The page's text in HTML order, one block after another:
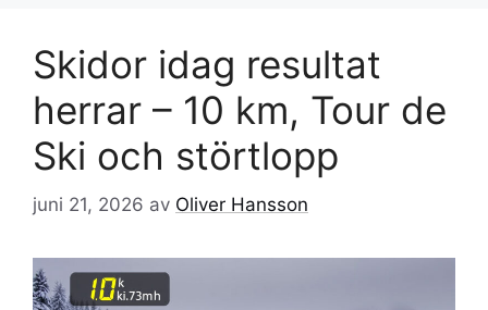
Skidor idag resultat
herrar – 10 km, Tour de
Ski och störtlopp
juni 21, 2026 av Oliver Hansson